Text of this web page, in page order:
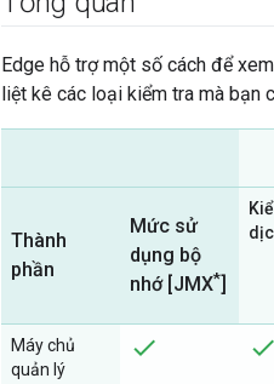
Edge hỗ trợ một số cách để
liệt kê các loại kiểm tra mà bạn
Thành
phần
Mức sử
dụng bộ
nhớ [JMX*
Máy chủ
quản lý